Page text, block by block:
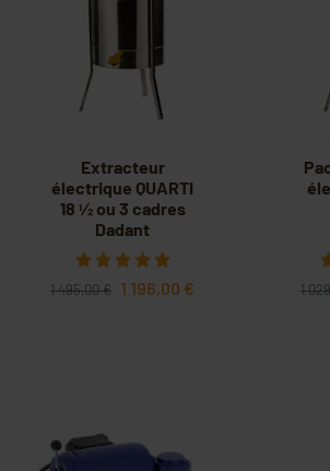
Extracteur
électrique QUARTI
18 1⁄2 ou 3 cadres
Dadant
1 495,00 € 1 196,00 € 1